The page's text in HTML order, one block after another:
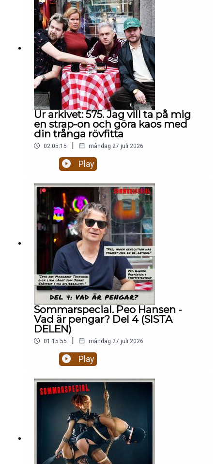
eftermiddagen:🥶 Är det rätt att bjuda in Mikael
Leijnegard i värmen igen? 👶 Ska man posta
bilder på döda foster på facebook? 👨‍⚖️ Är Daniels
Nanskogs försvarstal BRA eller lite
patetiskt? 🇬🇲 Mikael Fjelldal uppdaterar oss om
livet som särbo med sin pojkvän från Gambia som
flydde till Italien.Hela avsnittet på
patreon.com/gottsnack
Ur arkivet: 575. Jag vill ta på mig
en strap-on och göra kaos med
din trånga rövfitta
02:05:15 | måndag 27 juli 2026
Play
Sommarspecial. Peo Hansen -
Vad är pengar? Del 4 (SISTA
DELEN)
01:15:55 | måndag 27 juli 2026
Play